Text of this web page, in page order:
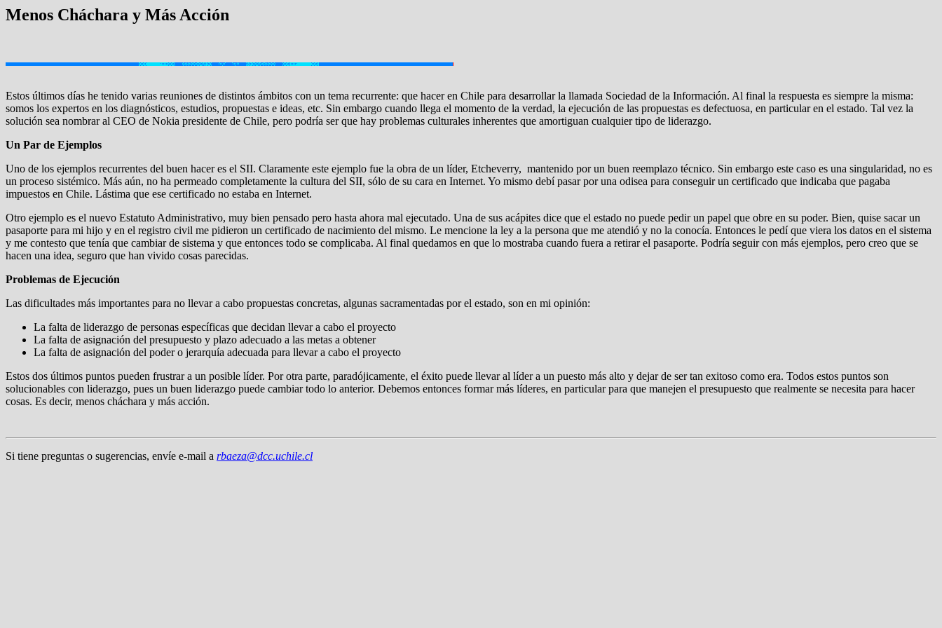
Menos Cháchara y Más Acción
Estos últimos días he tenido varias reuniones de distintos ámbitos con un tema recurrente: que hacer en Chile para desarrollar la llamada Sociedad de la Información. Al final la respuesta es siempre la misma:
somos los expertos en los diagnósticos, estudios, propuestas e ideas, etc. Sin embargo cuando llega el momento de la verdad, la ejecución de las propuestas es defectuosa, en particular en el estado. Tal vez la
solución sea nombrar al CEO de Nokia presidente de Chile, pero podría ser que hay problemas culturales inherentes que amortiguan cualquier tipo de liderazgo.
Un Par de Ejemplos
Uno de los ejemplos recurrentes del buen hacer es el SII. Claramente este ejemplo fue la obra de un líder, Etcheverry, mantenido por un buen reemplazo técnico. Sin embargo este caso es una singularidad, no es
un proceso sistémico. Más aún, no ha permeado completamente la cultura del SII, sólo de su cara en Internet. Yo mismo debí pasar por una odisea para conseguir un certificado que indicaba que pagaba
impuestos en Chile. Lástima que ese certificado no estaba en Internet.
Otro ejemplo es el nuevo Estatuto Administrativo, muy bien pensado pero hasta ahora mal ejecutado. Una de sus acápites dice que el estado no puede pedir un papel que obre en su poder. Bien, quise sacar un
pasaporte para mi hijo y en el registro civil me pidieron un certificado de nacimiento del mismo. Le mencione la ley a la persona que me atendió y no la conocía. Entonces le pedí que viera los datos en el sistema
y me contesto que tenía que cambiar de sistema y que entonces todo se complicaba. Al final quedamos en que lo mostraba cuando fuera a retirar el pasaporte. Podría seguir con más ejemplos, pero creo que se
hacen una idea, seguro que han vivido cosas parecidas.
Problemas de Ejecución
Las dificultades más importantes para no llevar a cabo propuestas concretas, algunas sacramentadas por el estado, son en mi opinión:
La falta de liderazgo de personas específicas que decidan llevar a cabo el proyecto
La falta de asignación del presupuesto y plazo adecuado a las metas a obtener
La falta de asignación del poder o jerarquía adecuada para llevar a cabo el proyecto
Estos dos últimos puntos pueden frustrar a un posible líder. Por otra parte, paradójicamente, el éxito puede llevar al líder a un puesto más alto y dejar de ser tan exitoso como era. Todos estos puntos son
solucionables con liderazgo, pues un buen liderazgo puede cambiar todo lo anterior. Debemos entonces formar más líderes, en particular para que manejen el presupuesto que realmente se necesita para hacer
cosas. Es decir, menos cháchara y más acción.
Si tiene preguntas o sugerencias, envíe e-mail a rbaeza@dcc.uchile.cl